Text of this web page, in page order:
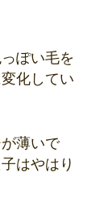
ぽい毛を
化してい
薄いで
はやはり